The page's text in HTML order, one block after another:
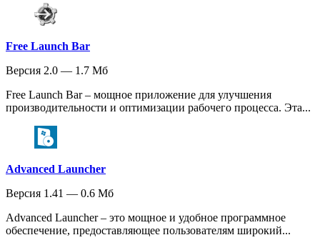
Free Launch Bar
Версия 2.0 — 1.7 Мб
Free Launch Bar – мощное приложение для улучшения
производительности и оптимизации рабочего процесса. Эта...
Advanced Launcher
Версия 1.41 — 0.6 Мб
Advanced Launcher – это мощное и удобное программное
обеспечение, предоставляющее пользователям широкий...